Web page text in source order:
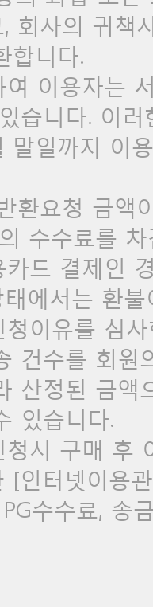
회사의 귀책
합니다.
여 이용자는
습니다. 이
말일까지 이
환요청 금액
수수료를
카드 결제인
에서는 환
이유를 심
건수를 회원
산정된 금액
있습니다.
청시 구매 후
[인터넷이용
수수료, 송